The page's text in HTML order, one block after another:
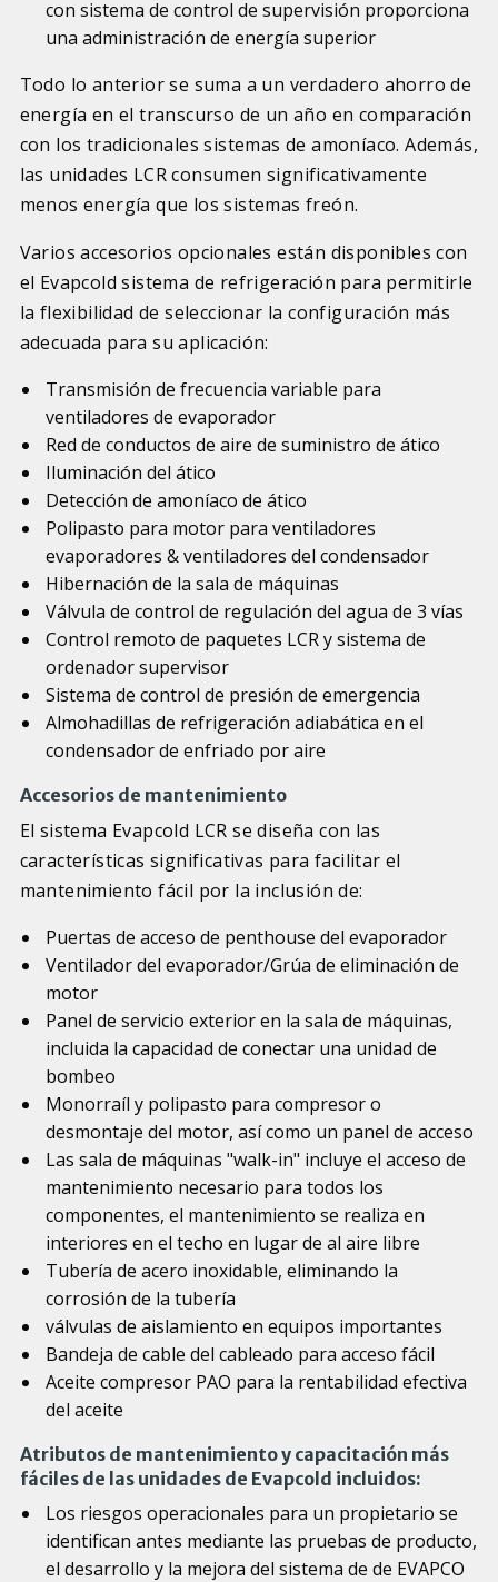
con sistema de control de supervisión proporciona
una administración de energía superior
Todo lo anterior se suma a un verdadero ahorro de
energía en el transcurso de un año en comparación
con los tradicionales sistemas de amoníaco. Además,
las unidades LCR consumen significativamente
menos energía que los sistemas freón.
Varios accesorios opcionales están disponibles con
el Evapcold sistema de refrigeración para permitirle
la flexibilidad de seleccionar la configuración más
adecuada para su aplicación:
Transmisión de frecuencia variable para
ventiladores de evaporador
Red de conductos de aire de suministro de ático
Iluminación del ático
Detección de amoníaco de ático
Polipasto para motor para ventiladores
evaporadores & ventiladores del condensador
Hibernación de la sala de máquinas
Válvula de control de regulación del agua de 3 vías
Control remoto de paquetes LCR y sistema de
ordenador supervisor
Sistema de control de presión de emergencia
Almohadillas de refrigeración adiabática en el
condensador de enfriado por aire
Accesorios de mantenimiento
El sistema Evapcold LCR se diseña con las
características significativas para facilitar el
mantenimiento fácil por la inclusión de:
Puertas de acceso de penthouse del evaporador
Ventilador del evaporador/Grúa de eliminación de
motor
Panel de servicio exterior en la sala de máquinas,
incluida la capacidad de conectar una unidad de
bombeo
Monorraíl y polipasto para compresor o
desmontaje del motor, así como un panel de acceso
Las sala de máquinas "walk-in" incluye el acceso de
mantenimiento necesario para todos los
componentes, el mantenimiento se realiza en
interiores en el techo en lugar de al aire libre
Tubería de acero inoxidable, eliminando la
corrosión de la tubería
válvulas de aislamiento en equipos importantes
Bandeja de cable del cableado para acceso fácil
Aceite compresor PAO para la rentabilidad efectiva
del aceite
Atributos de mantenimiento y capacitación más
fáciles de las unidades de Evapcold incluidos:
Los riesgos operacionales para un propietario se
identifican antes mediante las pruebas de producto,
el desarrollo y la mejora del sistema de de EVAPCO